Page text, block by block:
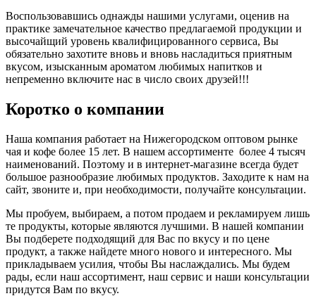
Воспользовавшись однажды нашими услугами, оценив на
практике замечательное качество предлагаемой продукции и
высочайщий уровень квалифицированного сервиса, Вы
обязательно захотите вновь и вновь насладиться приятным
вкусом, изысканным ароматом любимых напитков и
непременно включите нас в число своих друзей!!!
Коротко о компании
Наша компания работает на Нижегородском оптовом рынке
чая и кофе более 15 лет. В нашем ассортименте более 4 тысяч
наименований. Поэтому и в интернет-магазине всегда будет
большое разнообразие любимых продуктов. Заходите к нам на
сайт, звоните и, при необходимости, получайте консультации.
Мы пробуем, выбираем, а потом продаем и рекламируем лишь
те продукты, которые являются лучшими. В нашей компании
Вы подберете подходящий для Вас по вкусу и по цене
продукт, а также найдете много нового и интересного. Мы
прикладываем усилия, чтобы Вы наслаждались. Мы будем
рады, если наш ассортимент, наш сервис и наши консультации
придутся Вам по вкусу.